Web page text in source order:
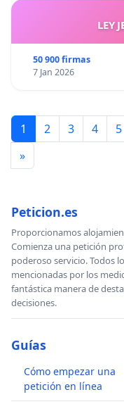
LEY
50 900 firmas
7 Jan 2026
1 2 3 4 5
»
Peticion.es
Proporcionamos
Comienza una petición
poderoso servicio. Todos
mencionadas por los
fantástica manera de
decisiones.
Guías
Cómo empezar una
petición en línea